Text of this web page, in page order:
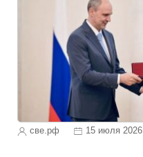
све.рф 15 июля 2026